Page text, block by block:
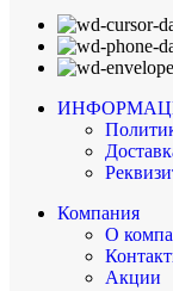
Компания
О
Акции